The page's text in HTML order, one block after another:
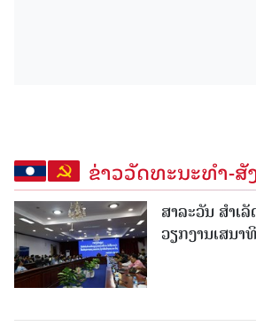
ຂ່າວວັດທະນະທຳ-ສັ
ສາລະວັນ ສໍາເ
ວຽກງານເສນາ